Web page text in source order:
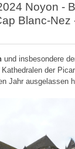
Noyon -
Blanc-Nez
und insbesondere
der
Jahr ausgelassen